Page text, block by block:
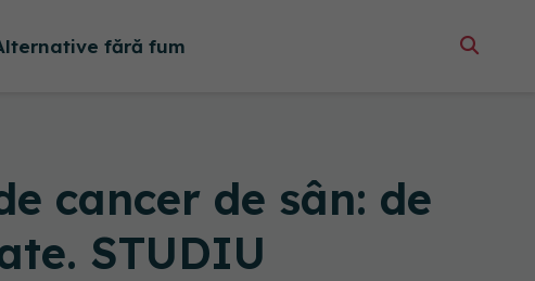
fără fum
cancer de sân: de
STUDIU